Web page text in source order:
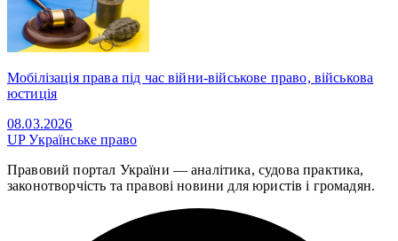
Мобілізація права під час війни-військове право, військова
юстиція
08.03.2026
UPУкраїнське право
Правовий портал України — аналітика, судова практика,
законотворчість та правові новини для юристів і громадян.